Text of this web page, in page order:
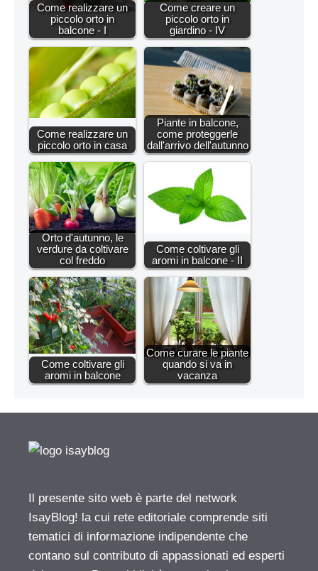
Come realizzare un
piccolo orto in
balcone - I
Come creare un
piccolo orto in
giardino - IV
Come realizzare un
piccolo orto in casa
Piante in balcone,
come proteggerle
dall'arrivo dell'autunno
Orto d'autunno, le
verdure da coltivare
col freddo
Come coltivare gli
aromi in balcone - II
Come coltivare gli
aromi in balcone
Come curare le piante
quando si va in
vacanza
Il presente sito web è parte del network
IsayBlog! la cui rete editoriale comprende siti
tematici di informazione indipendente che
contano sul contributo di appassionati ed esperti